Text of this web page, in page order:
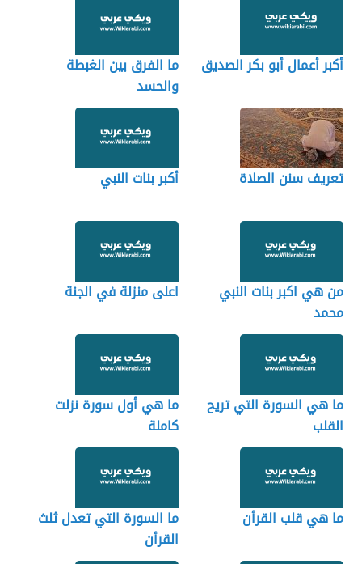
أكبر أعمال أبو بكر الصديق
ما الفرق بين الغبطة
والحسد
تعريف سنن الصلاة أكبر بنات النبي
من هي اكبر بنات النبي
محمد
اعلى منزلة في الجنة
ما هي السورة التي تريح
القلب
ما هي أول سورة نزلت
كاملة
ما هي قلب القرأن
ما السورة التي تعدل ثلث
القرأن